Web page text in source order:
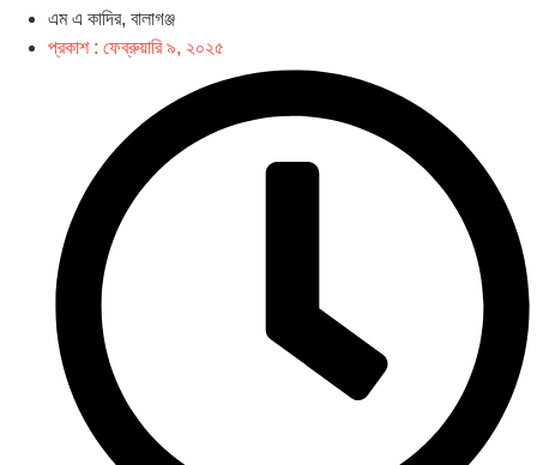
এম এ কাদির, বালাগঞ্জ
প্রকাশ : ফেব্রুয়ারি ৯, ২০২৫